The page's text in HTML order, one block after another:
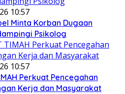
10:57
Minta Korban Dugaan
Psikolog
10:57
Perkuat Pencegahan
Kerja dan Masyarakat